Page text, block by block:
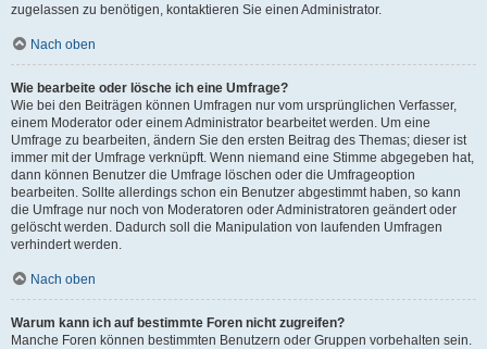
zugelassen zu benötigen, kontaktieren Sie einen Administrator.
Nach oben
Wie bearbeite oder lösche ich eine Umfrage?
Wie bei den Beiträgen können Umfragen nur vom ursprünglichen Verfasser,
einem Moderator oder einem Administrator bearbeitet werden. Um eine
Umfrage zu bearbeiten, ändern Sie den ersten Beitrag des Themas; dieser ist
immer mit der Umfrage verknüpft. Wenn niemand eine Stimme abgegeben hat,
dann können Benutzer die Umfrage löschen oder die Umfrageoption
bearbeiten. Sollte allerdings schon ein Benutzer abgestimmt haben, so kann
die Umfrage nur noch von Moderatoren oder Administratoren geändert oder
gelöscht werden. Dadurch soll die Manipulation von laufenden Umfragen
verhindert werden.
Nach oben
Warum kann ich auf bestimmte Foren nicht zugreifen?
Manche Foren können bestimmten Benutzern oder Gruppen vorbehalten sein.